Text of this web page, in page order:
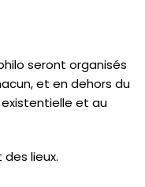
seront organisés
et en dehors du
et au
lieux.